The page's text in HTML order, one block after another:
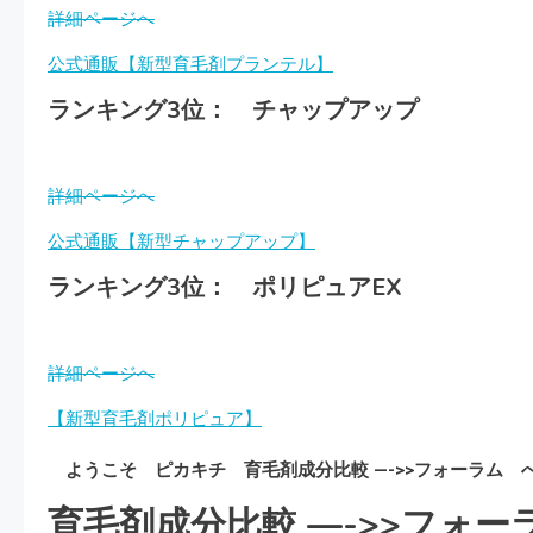
詳細ページへ
公式通販【新型育毛剤プランテル】
ランキング3位： チャップアップ
詳細ページへ
公式通販【新型チャップアップ】
ランキング3位： ポリピュアEX
詳細ページへ
【新型育毛剤ポリピュア】
ようこそ ピカキチ 育毛剤成分比較 —->>フォーラム